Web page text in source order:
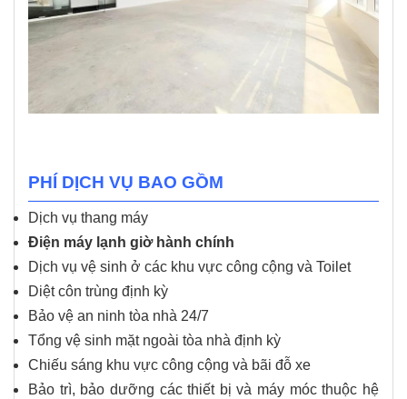
PHÍ DỊCH VỤ BAO GỒM
Dịch vụ thang máy
Điện máy lạnh giờ hành chính
Dịch vụ vệ sinh ở các khu vực công cộng và Toilet
Diệt côn trùng định kỳ
Bảo vệ an ninh tòa nhà 24/7
Tổng vệ sinh mặt ngoài tòa nhà định kỳ
Chiếu sáng khu vực công cộng và bãi đỗ xe
Bảo trì, bảo dưỡng các thiết bị và máy móc thuộc hệ